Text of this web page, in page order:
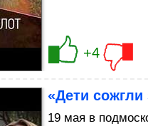
+4
«Дети
19 мая в